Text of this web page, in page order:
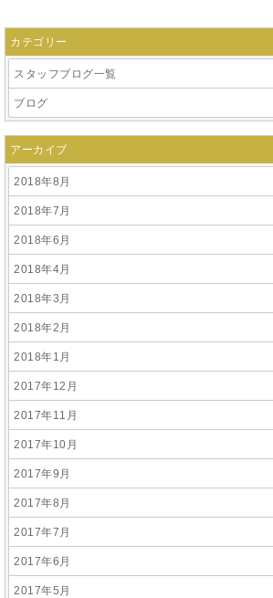
カテゴリー
スタッフブログ一覧
ブログ
アーカイブ
2018年8月
2018年7月
2018年6月
2018年4月
2018年3月
2018年2月
2018年1月
2017年12月
2017年11月
2017年10月
2017年9月
2017年8月
2017年7月
2017年6月
2017年5月